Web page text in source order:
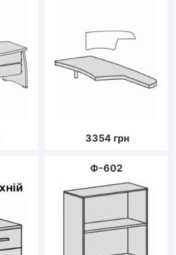
3354 грн
Ф-602